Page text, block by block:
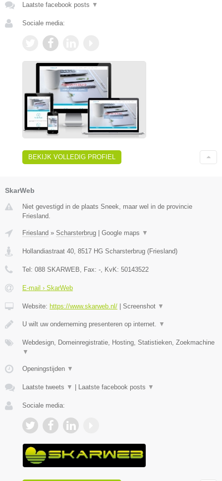
Laatste facebook posts ▼
Sociale media:
BEKIJK VOLLEDIG PROFIEL
SkarWeb
Niet gevestigd in de plaats Sneek, maar wel in de provincie
Friesland.
Friesland » Scharsterbrug Google maps ▼
Hollandiastraat 40 8517 HG Scharsterbrug (Friesland)
Tel: 088 SKARWEB , Fax: - , KvK: 50143522
E-mail › SkarWeb
Website: https://www.skarweb.nl/ Screenshot ▼
U wilt uw onderneming presenteren op internet. ▼
Webdesign, Domeinregistratie, Hosting, Statistieken, Zoekmachine
▼
Openingstijden ▼
Laatste tweets ▼ Laatste facebook posts ▼
Sociale media: